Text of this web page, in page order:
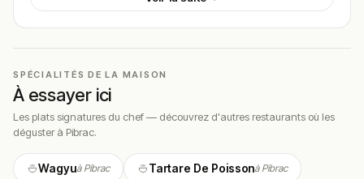
Garonne. L’adresse légèrement à l’écart confère à
l’établissement un caractère intimiste apprécié de sa
Hiko Sushi propose un cadre raffiné et épuré, fidèle à
SPÉCIALITÉS DE LA MAISON
À essayer ici
Les plats signatures du chef — découvrez d'autres restaurants où les
déguster à Pibrac.
Wagyuà Pibrac Tartare De Poissonà Pibrac